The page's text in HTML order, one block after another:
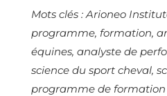
Mots clés : Arioneo
programme, formation,
équines, analyste de
science du sport cheval,
programme de formation